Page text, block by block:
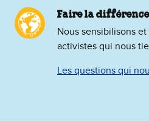
Faire la différence
Nous sensibilisons
activistes qui nous
Les questions qui